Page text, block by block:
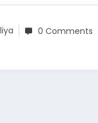
0 Comments